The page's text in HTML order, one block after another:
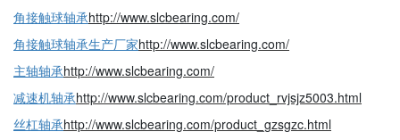
角接触球轴承http://www.slcbearing.com/
角接触球轴承生产厂家http://www.slcbearing.com/
主轴轴承http://www.slcbearing.com/
减速机轴承http://www.slcbearing.com/product_rvjsjz5003.html
丝杠轴承http://www.slcbearing.com/product_gzsgzc.html